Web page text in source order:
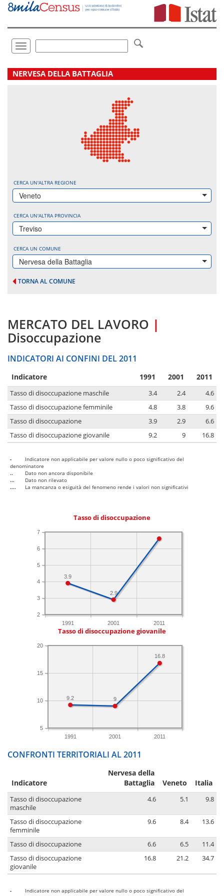
Vai
direttamente
Toggle
navigation
.
NERVESA DELLA BATTAGLIA
CERCA UN'ALTRA REGIONE
Veneto
CERCA UN'ALTRA PROVINCIA
Treviso
CERCA UN COMUNE
Nervesa della Battaglia
TORNA AL COMUNE
MERCATO DEL LAVORO |
Disoccupazione
INDICATORI AI CONFINI DEL 2011
Indicatore 1991 2001 2011
Tasso di disoccupazione maschile 3.4 2.4
4.6
Tasso di disoccupazione femminile
4.8 3.8
9.6
Tasso di disoccupazione
3.9 2.9
6.6
Tasso di disoccupazione giovanile
9.2 9 16.8
-
Indicatore non applicabile per valore nullo o poco significativo del
denominatore
..
Dato non ancora disponibile
...
Dato non rilevato
....
La mancanza o esiguità del fenomeno rende i valori non significativi
Tasso di disoccupazione
1991 2001 2011
2
3
4
5
6
7
2.9
3.9
Tasso di disoccupazione giovanile
1991 2001 2011
5
10
15
20
16.8
9
9.2
CONFRONTI TERRITORIALI AL 2011
Indicatore
Nervesa della
Battaglia
Veneto Italia
Tasso di disoccupazione
maschile
4.6 5.1 9.8
Tasso di disoccupazione
femminile
9.6 8.4 13.6
Tasso di disoccupazione 6.6 6.5
11.4
Tasso di disoccupazione
giovanile
16.8 21.2 34.7
-
Indicatore non applicabile per valore nullo o poco significativo del